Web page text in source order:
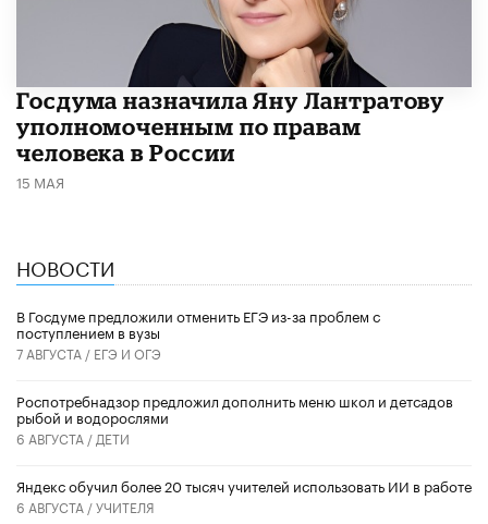
Госдума назначила Яну Лантратову
уполномоченным по правам
человека в России
15 МАЯ
НОВОСТИ
В Госдуме предложили отменить ЕГЭ из-за проблем с
поступлением в вузы
7 АВГУСТА / ЕГЭ И ОГЭ
Роспотребнадзор предложил дополнить меню школ и детсадов
рыбой и водорослями
6 АВГУСТА / ДЕТИ
​Яндекс обучил более 20 тысяч учителей использовать ИИ в работе
6 АВГУСТА /УЧИТЕЛЯ